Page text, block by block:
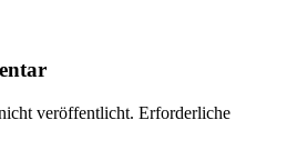
veröffentlicht. Erforderliche